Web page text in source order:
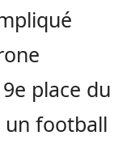
place du
un football